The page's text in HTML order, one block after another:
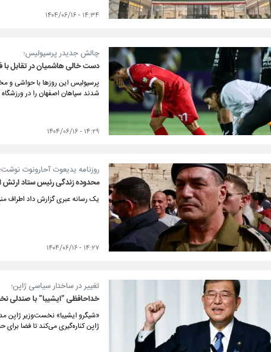
۱۴:۳۴ - ۱۴۰۴/۰۶/۱۶
چالش جدیدر پرسپولیس؛
دست خالی هاشمیان در تقابل با
پرسپولیس این روزها با حواشی و
شدند سپاهان اصفهان را در
۱۴:۲۹ - ۱۴۰۴/۰۶/۱۶
روزنامه یدیعوت آحارونوت نوشت؛
محدوده زندگی رئیس ستاد ارتش
یک رسانه عبری گزارش داد اطراف
۱۴:۲۷ - ۱۴۰۴/۰۶/۱۶
تغییر در ساختار سیاسی ژاپن؛
خداحافظی ”ایشیبا” با صندلی
«شیگرو ایشیبا» نخست‌وزیر ژاپن
ژاپن کناره‌گیری می‌کند تا فضا